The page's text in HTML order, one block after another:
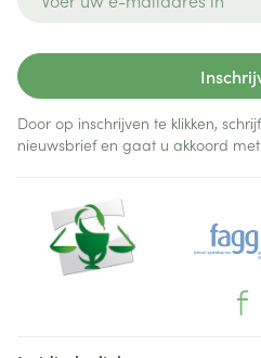
Door op inschrijven te klikken,
nieuwsbrief en gaat u akkoord